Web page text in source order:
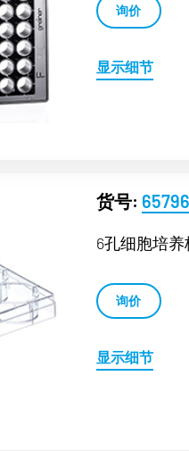
询价
显示细节
货号:
6孔细胞培
询价
显示细节